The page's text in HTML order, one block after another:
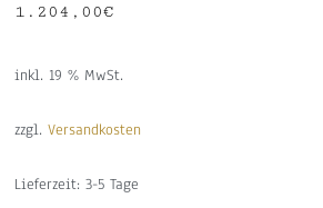
1.204,00€
inkl. 19 % MwSt.
zzgl.Versandkosten
Lieferzeit:3-5 Tage